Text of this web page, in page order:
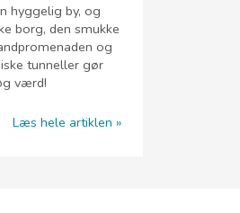
hyggelig by, og
borg, den smukke
og
tunneller gør
værd!
Læs hele artiklen